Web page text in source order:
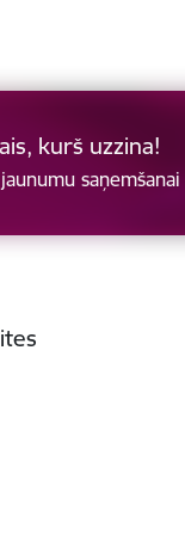
kurš uzzina!
saņemšanai